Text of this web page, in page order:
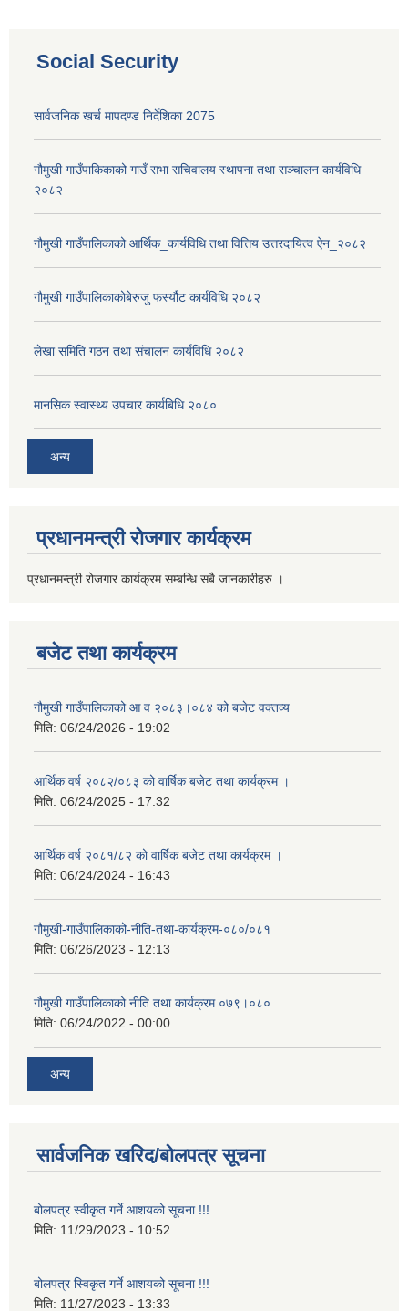
Social Security
सार्वजनिक खर्च मापदण्ड निर्देशिका 2075
गौमुखी गाउँपाकिकाको गाउँ सभा सचिवालय स्थापना तथा सञ्चालन कार्यविधि
२०८२
गौमुखी गाउँपालिकाको आर्थिक_कार्यविधि तथा वित्तिय उत्तरदायित्व ऐन_२०८२
गौमुखी गाउँपालिकाकोबेरुजु फर्स्यौट कार्यविधि २०८२
लेखा समिति गठन तथा संचालन कार्यविधि २०८२
मानसिक स्वास्थ्य उपचार कार्यबिधि २०८०
अन्य
प्रधानमन्त्री रोजगार कार्यक्रम
प्रधानमन्त्री रोजगार कार्यक्रम सम्बन्धि सबै जानकारीहरु ।
बजेट तथा कार्यक्रम
गौमुखी गाउँपालिकाको आ व २०८३।०८४ को बजेट वक्तव्य
मिति: 06/24/2026 - 19:02
आर्थिक वर्ष २०८२/०८३ को वार्षिक बजेट तथा कार्यक्रम ।
मिति: 06/24/2025 - 17:32
आर्थिक वर्ष २०८१/८२ को वार्षिक बजेट तथा कार्यक्रम ।
मिति: 06/24/2024 - 16:43
गौमुखी-गाउँपालिकाको-नीति-तथा-कार्यक्रम-०८०/०८१
मिति: 06/26/2023 - 12:13
गौमुखी गाउँपालिकाको नीति तथा कार्यक्रम ०७९।०८०
मिति: 06/24/2022 - 00:00
अन्य
सार्वजनिक खरिद/बोलपत्र सूचना
बोलपत्र स्वीकृत गर्ने आशयको सूचना !!!
मिति: 11/29/2023 - 10:52
बोलपत्र स्विकृत गर्ने आशयको सूचना !!!
मिति: 11/27/2023 - 13:33